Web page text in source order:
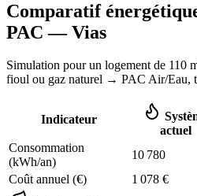
Comparatif
PAC —Vias
Simulation pour un logement de 110
fioul ou gaz naturel → PAC Air/Eau,
Indicateur
actuel
Consommation
(kWh/an)
10 780
Coût annuel (€)
1 078 €